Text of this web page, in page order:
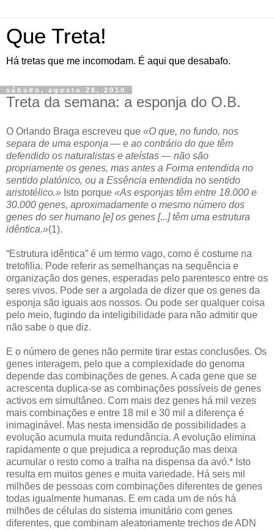
Que Treta!
Há tretas que me incomodam. É aqui que desabafo.
sábado, agosto 28, 2010
Treta da semana: a esponja do O.B.
O Orlando Braga escreveu que «O que, no fundo, nos
separa de uma esponja — e ao contrário do que têm
defendido os naturalistas e ateístas — não são
propriamente os genes, mas antes a Forma entendida no
sentido platónico, ou a Essência entendida no sentido
aristotélico.» Isto porque «As esponjas têm entre 18.000 e
30.000 genes, aproximadamente o mesmo número dos
genes do ser humano [e] os genes [...] têm uma estrutura
idêntica.»(1).
“Estrutura idêntica” é um termo vago, como é costume na
tretofilia. Pode referir as semelhanças na sequência e
organização dos genes, esperadas pelo parentesco entre os
seres vivos. Pode ser a argolada de dizer que os genes da
esponja são iguais aos nossos. Ou pode ser qualquer coisa
pelo meio, fugindo da inteligibilidade para não admitir que
não sabe o que diz.
E o número de genes não permite tirar estas conclusões. Os
genes interagem, pelo que a complexidade do genoma
depende das combinações de genes. A cada gene que se
acrescenta duplica-se as combinações possíveis de genes
activos em simultâneo. Com mais dez genes há mil vezes
mais combinações e entre 18 mil e 30 mil a diferença é
inimaginável. Mas nesta imensidão de possibilidades a
evolução acumula muita redundância. A evolução elimina
rapidamente o que prejudica a reprodução mas deixa
acumular o resto como a tralha na dispensa da avó.* Isto
resulta em muitos genes e muita variedade. Há seis mil
milhões de pessoas com combinações diferentes de genes
todas igualmente humanas. E em cada um de nós há
milhões de células do sistema imunitário com genes
diferentes, que combinam aleatoriamente trechos de ADN